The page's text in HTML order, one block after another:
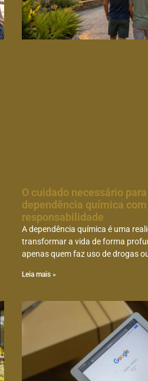
O cuidado necessário
dependência química com
responsabilidade
A dependência química é uma
transformar a vida de forma
apenas quem faz uso de drogas
Leia mais »